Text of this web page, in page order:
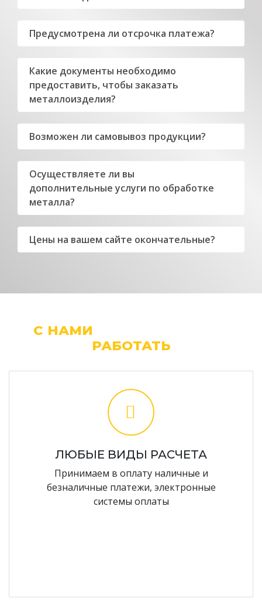
Предусмотрена ли отсрочка платежа?
Какие документы необходимо
предоставить, чтобы заказать
металлоизделия?
Возможен ли самовывоз продукции?
Осуществляете ли вы
дополнительные услуги по обработке
металла?
Цены на вашем сайте окончательные?
С НАМИ
РАБОТАТЬ
ЛЮБЫЕ ВИДЫ РАСЧЕТА
Принимаем в оплату наличные и
безналичные платежи, электронные
системы оплаты